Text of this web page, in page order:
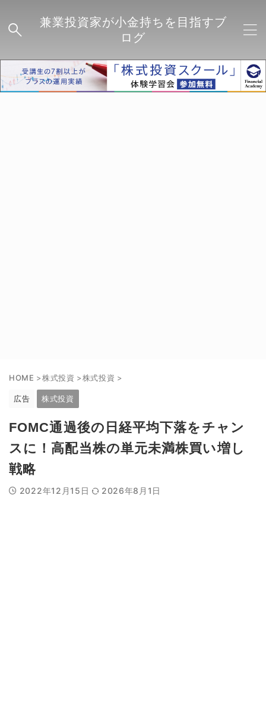
兼業投資家が小金持ちを目指すブ
ログ
HOME >株式投資 >株式投資 >
広告 株式投資
FOMC通過後の日経平均下落をチャン
スに！高配当株の単元未満株買い増し
戦略
2022年12月15日 2026年8月1日